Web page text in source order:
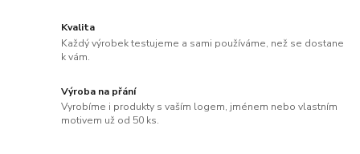
Kvalita
Každý výrobek testujeme a sami používáme, než se dostane
k vám.
Výroba na přání
Vyrobíme i produkty s vaším logem, jménem nebo vlastním
motivem už od 50 ks.